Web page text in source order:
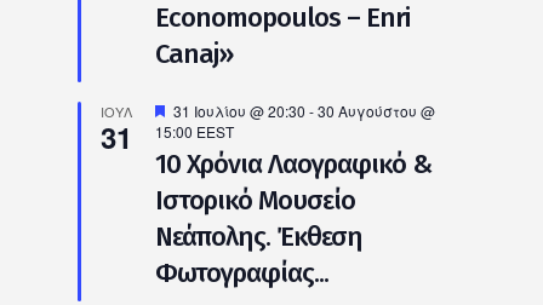
Economopoulos – Enri
Canaj»
ΙΟΎΛ
31
Προτεινόμενο
31 Ιουλίου @ 20:30 -30 Αυγούστου @
15:00 EEST
10 Χρόνια Λαογραφικό &
Ιστορικό Μουσείο
Νεάπολης. Έκθεση
Φωτογραφίας...